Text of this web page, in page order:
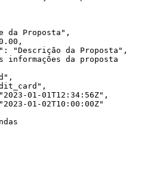
da Proposta",
"Descrição da Proposta",
informações da proposta
01-01T12:34:56Z",
01-02T10:00:00Z"